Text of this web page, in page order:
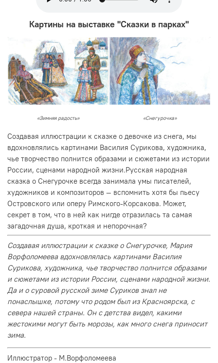
Картины на выставке "Сказки в парках"
«Зимняя радость» «Снегурочка»
Создавая иллюстрации к сказке о девочке из снега, мы
вдохновлялись картинами Василия Сурикова, художника,
чье творчество полнится образами и сюжетами из истории
России, сценами народной жизни.Русская народная
сказка о Снегурочке всегда занимала умы писателей,
художников и композиторов — вспомнить хотя бы пьесу
Островского или оперу Римского-Корсакова. Может,
секрет в том, что в ней как нигде отразилась та самая
загадочная душа, кроткая и непорочная?
Создавая иллюстрации к сказке о Снегурочке, Мария
Ворфоломеева вдохновлялась картинами Василия
Сурикова, художника, чье творчество полнится образами
и сюжетами из истории России, сценами народной жизни.
Да и о суровой русской зиме Суриков знал не
понаслышке, потому что родом был из Красноярска, с
севера нашей страны. Он с детства видел, какими
жестокими могут быть морозы, как много снега приносит
зима.
Иллюстратор - М.Ворфоломеева